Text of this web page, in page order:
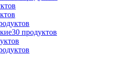
30 продуктов